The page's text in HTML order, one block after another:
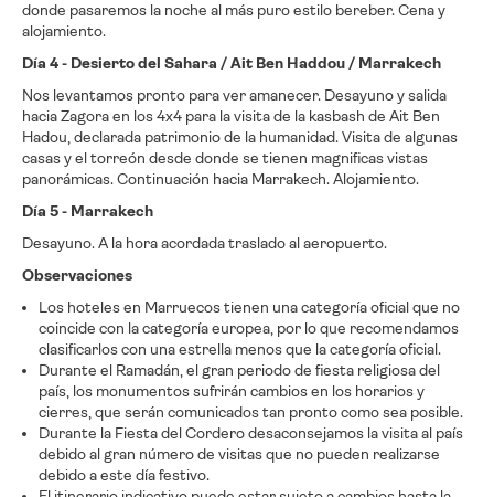
donde pasaremos la noche al más puro estilo bereber. Cena y
alojamiento.
Día 4 - Desierto del Sahara / Ait Ben Haddou / Marrakech
Nos levantamos pronto para ver amanecer. Desayuno y salida
hacia Zagora en los 4x4 para la visita de la kasbash de Ait Ben
Hadou, declarada patrimonio de la humanidad. Visita de algunas
casas y el torreón desde donde se tienen magnificas vistas
panorámicas. Continuación hacia Marrakech. Alojamiento.
Día 5 - Marrakech
Desayuno. A la hora acordada traslado al aeropuerto.
Observaciones
Los hoteles en Marruecos tienen una categoría oficial que no
coincide con la categoría europea, por lo que recomendamos
clasificarlos con una estrella menos que la categoría oficial.
Durante el Ramadán, el gran periodo de fiesta religiosa del
país, los monumentos sufrirán cambios en los horarios y
cierres, que serán comunicados tan pronto como sea posible.
Durante la Fiesta del Cordero desaconsejamos la visita al país
debido al gran número de visitas que no pueden realizarse
debido a este día festivo.